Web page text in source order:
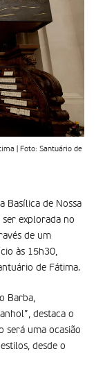
| Foto: Santuário de
Basílica de Nossa
explorada no
de um
às 15h30,
de Fátima.
Barba,
destaca o
será uma ocasião
desde o